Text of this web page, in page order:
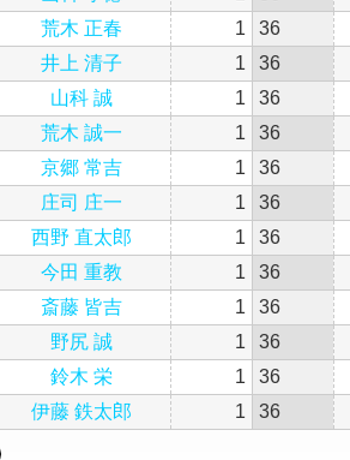
荒木 正春 1 36
井上 清子 1 36
山科 誠 1 36
荒木 誠一 1 36
京郷 常吉 1 36
庄司 庄一 1 36
西野 直太郎 1 36
今田 重教 1 36
斎藤 皆吉 1 36
野尻 誠 1 36
鈴木 栄 1 36
伊藤 鉄太郎 1 36